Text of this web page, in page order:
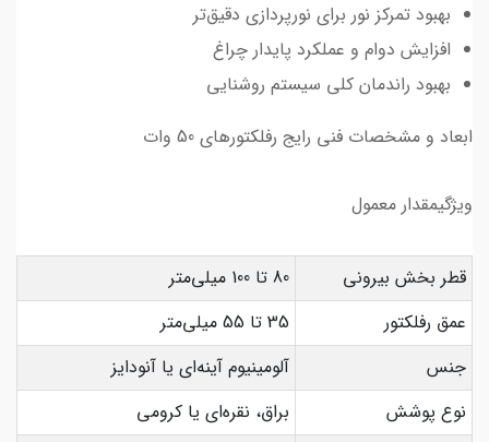
بهبود تمرکز نور برای نورپردازی دقیق‌تر
افزایش دوام و عملکرد پایدار چراغ
بهبود راندمان کلی سیستم روشنایی
ابعاد و مشخصات فنی رایج رفلکتورهای 50 وات
ویژگیمقدار معمول
قطر بخش بیرونی
80 تا 100 میلی‌متر
عمق رفلکتور
35 تا 55 میلی‌متر
جنس
آلومینیوم آینه‌ای یا آنودایز
نوع پوشش
براق، نقره‌ای یا کرومی